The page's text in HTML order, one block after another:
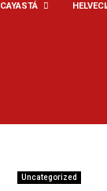
CAYASTÁ
Uncategorized